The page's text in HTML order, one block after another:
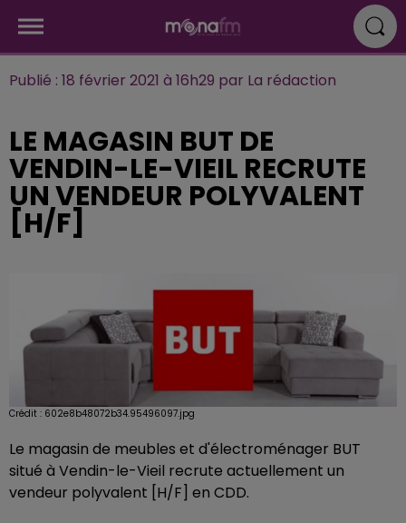
Publié : 18 février 2021 à 16h29 par La rédaction
LE MAGASIN BUT DE
VENDIN-LE-VIEIL RECRUTE
UN VENDEUR POLYVALENT
[H/F]
Crédit : 602e8b48072b34.95496097.jpg
Le magasin de meubles et d'électroménager BUT
situé à Vendin-le-Vieil recrute actuellement un
vendeur polyvalent [H/F] en CDD.